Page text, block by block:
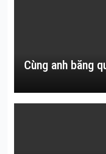
Cùng anh băng